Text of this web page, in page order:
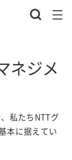
ネジメ
私たちNTTグ
本に据えてい